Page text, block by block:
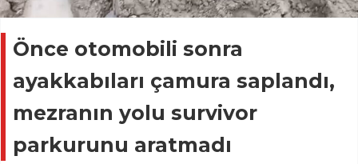
Önce otomobili sonra
ayakkabıları çamura saplandı,
mezranın yolu survivor
parkurunu aratmadı